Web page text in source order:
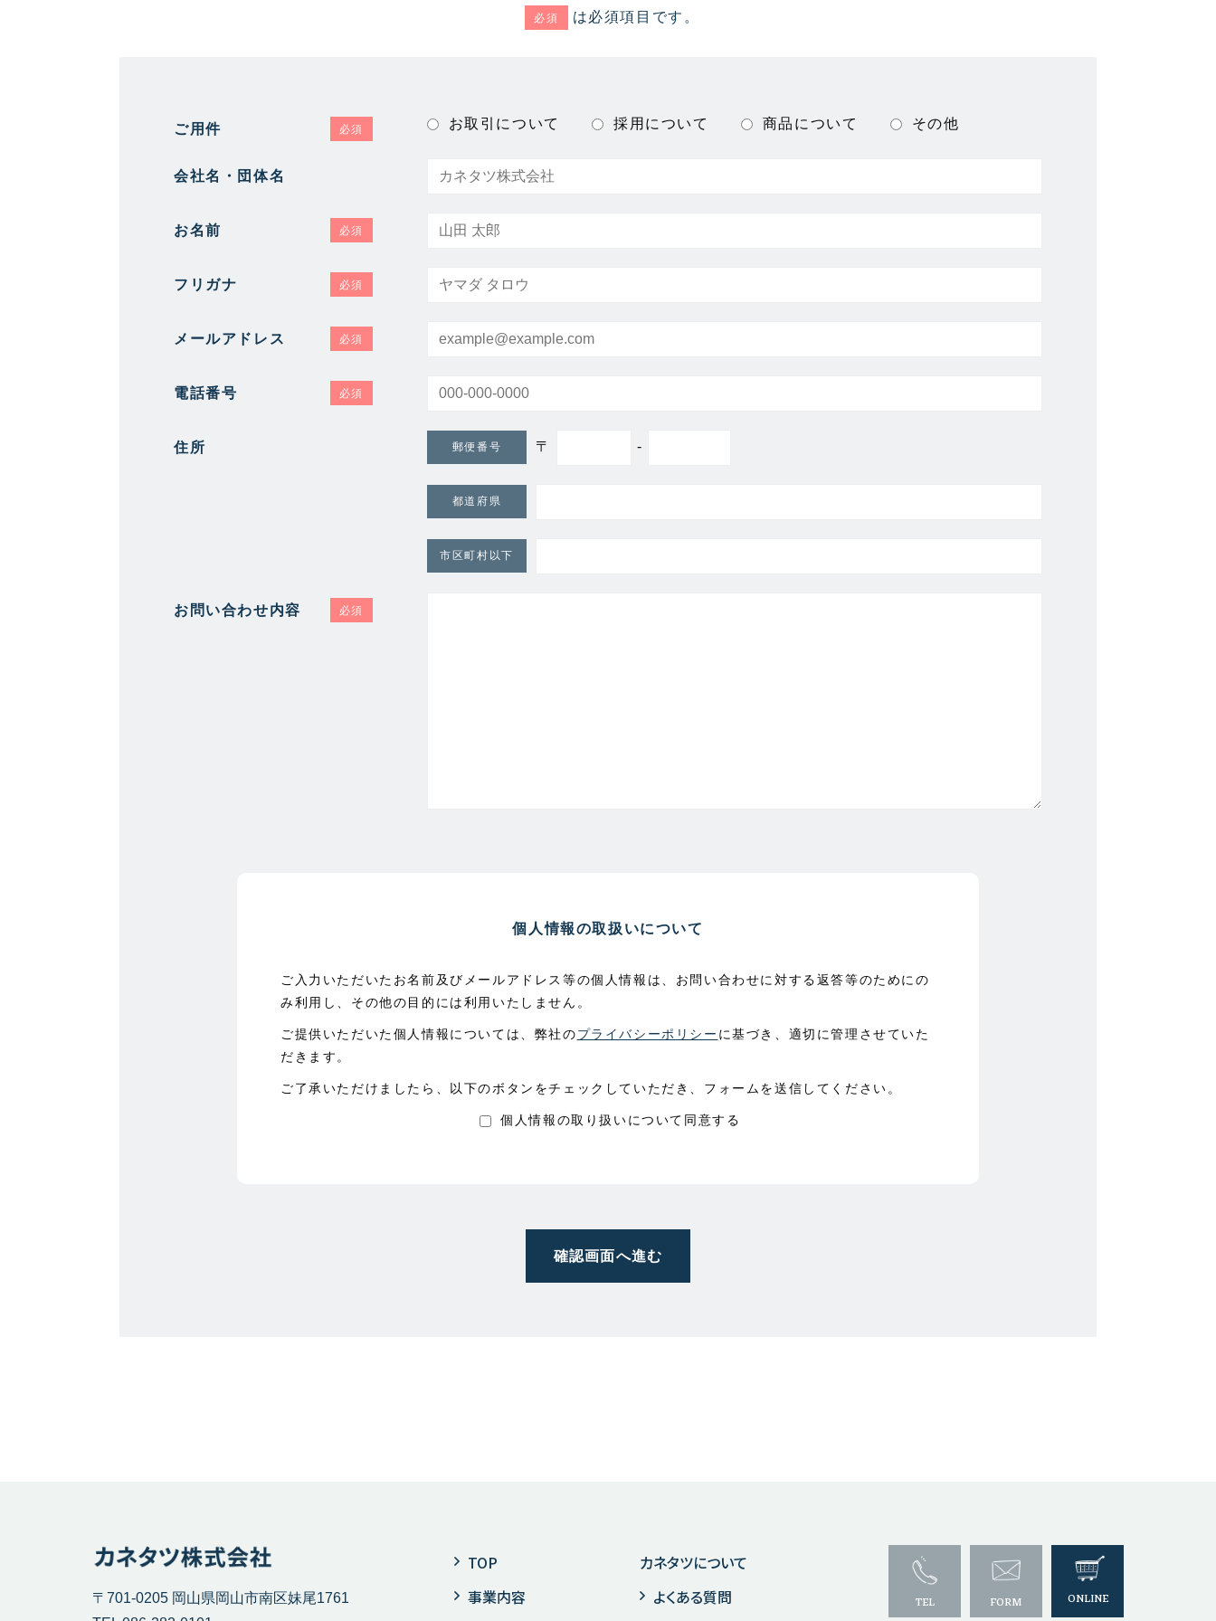
必須 は必須項目です。
ご用件 必須 お取引について 採用について 商品について その他
会社名・団体名
お名前 必須
フリガナ 必須
メールアドレス 必須
電話番号 必須
住所 郵便番号 〒 -
都道府県
市区町村以下
お問い合わせ内容 必須
個人情報の取扱いについて
ご入力いただいたお名前及びメールアドレス等の個人情報は、お問い合わせに対する返答等のためにの
み利用し、その他の目的には利用いたしません。
ご提供いただいた個人情報については、弊社のプライバシーポリシー に基づき、適切に管理させていた
だきます。
ご了承いただけましたら、以下のボタンをチェックしていただき、フォームを送信してください。
個人情報の取り扱いについて同意する
〒701-0205 岡山県岡山市南区妹尾1761
TOP
カネタツについて
事業内容
よくある質問
TEL FORM ONLINE